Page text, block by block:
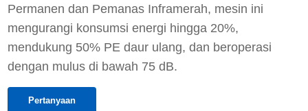
Permanen dan Pemanas Inframerah, mesin ini
mengurangi konsumsi energi hingga 20%,
mendukung 50% PE daur ulang, dan beroperasi
dengan mulus di bawah 75 dB.
Pertanyaan